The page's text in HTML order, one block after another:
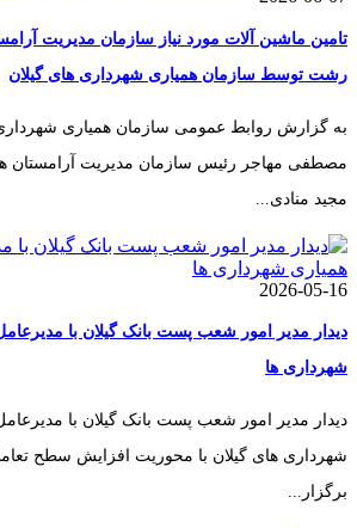
تامین ماشین آلات مورد نیاز سازمان مدیریت
رشت توسط سازمان همیاری شهرداری های گیلان
به گزارش روابط عمومی سازمان همیاری شهرداری
مصطفی مهاجر رئیس سازمان مدیریت
مجید منادی...
2026-05-16
دیدار مدیر امور شعب پست بانک گیلان با
شهرداری ها
دیدار مدیر امور شعب پست بانک گیلان با
شهرداری های گیلان با محوریت افزایش سطح
برگزار...